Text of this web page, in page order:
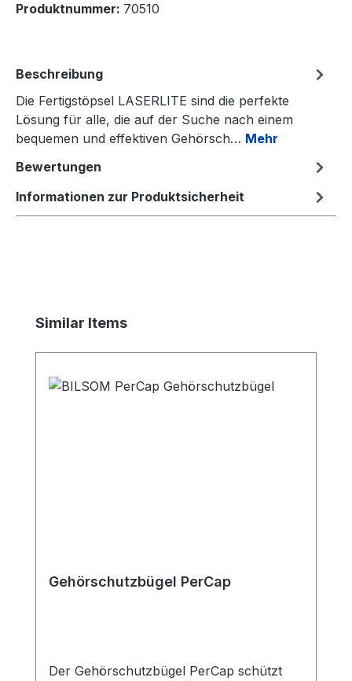
Produktnummer: 70510
Beschreibung
Die Fertigstöpsel LASERLITE sind die perfekte
Lösung für alle, die auf der Suche nach einem
bequemen und effektiven Gehörsch… Mehr
Bewertungen
Informationen zur Produktsicherheit
Produktgalerie überspringen
Similar Items
Gehörschutzbügel PerCap
Der Gehörschutzbügel PerCap schützt